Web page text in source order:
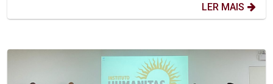
LER MAIS